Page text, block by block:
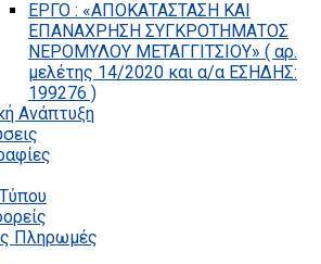
ΕΡΓΟ : «ΑΠΟΚΑΤΑΣΤΑΣΗ ΚΑΙ
ΕΠΑΝΑΧΡΗΣΗ ΣΥΓΚΡΟΤΗΜΑΤΟΣ
ΝΕΡΟΜΥΛΟΥ ΜΕΤΑΓΓΙΤΣΙΟΥ» ( αρ.
μελέτης 14/2020 και α/α ΕΣΗΔΗΣ:
199276 )
Ανάπτυξη
Πληρωμές